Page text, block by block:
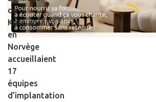
de
Kristiansand
en
Norvège
accueillaient
17
équipes
d’implantation